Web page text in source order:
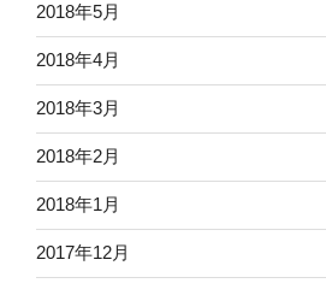
2018年5月
2018年4月
2018年3月
2018年2月
2018年1月
2017年12月